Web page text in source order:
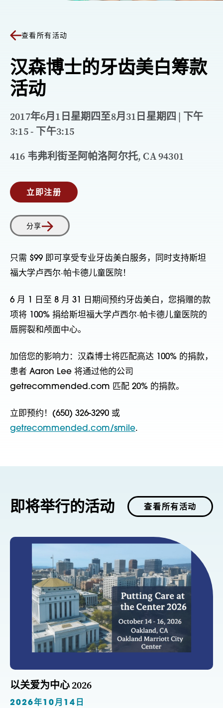
查看所有活动
汉森博士的牙齿美白筹款
活动
2017年6月1日星期四至8月31日星期四 | 下午
3:15 - 下午3:15
416 韦弗利街圣阿帕洛阿尔托, CA 94301
立即注册
分享
只需 $99 即可享受专业牙齿美白服务，同时支持斯坦
福大学卢西尔·帕卡德儿童医院！
6 月 1 日至 8 月 31 日期间预约牙齿美白，您捐赠的款
项将 100% 捐给斯坦福大学卢西尔·帕卡德儿童医院的
唇腭裂和颅面中心。
加倍您的影响力：汉森博士将匹配高达 100% 的捐款，
患者 Aaron Lee 将通过他的公司
getrecommended.com 匹配 20% 的捐款。
立即预约！(650) 326-3290 或
getrecommended.com/smile.
即将举行的活动 查看所有活动
以关爱为中心 2026
2026年10月14日